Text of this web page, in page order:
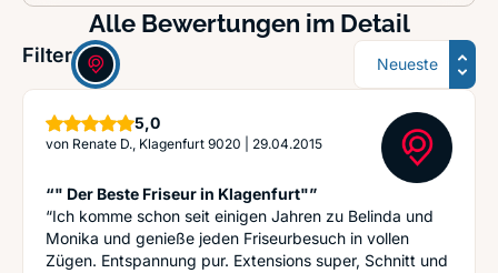
Alle Bewertungen im Detail
Filter: Sortierung
5,0Sterne
von Renate D., Klagenfurt 9020 29.04.2015
“" Der Beste Friseur in Klagenfurt"”
“Ich komme schon seit einigen Jahren zu Belinda und
Monika und genieße jeden Friseurbesuch in vollen
Zügen. Entspannung pur. Extensions super, Schnitt und